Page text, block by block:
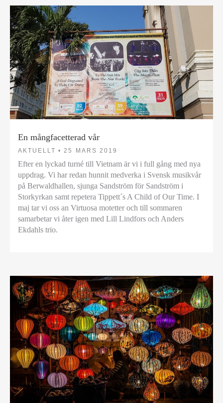
En mångfacetterad vår
AKTUELLT • 25 MARS 2019
Efter en lyckad turné till Vietnam är vi i full gång med nya
uppdrag. Vi har redan hunnit medverka i Svensk musikvår
på Berwaldhallen, sjunga Sandström för Sandström i
Storkyrkan samt repetera Tippett´s A Child of Our Time. I
maj tar vi oss an Virtuosa motetter och till sommaren
samarbetar vi åter igen med Lill Lindfors och Anders
Ekdahls trio.